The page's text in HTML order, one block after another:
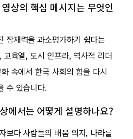
상의 핵심 메시지는 무엇인
잠재력을 과소평가하기 쉽다는
교육열, 도시 인프라, 역사적 리더
속에서 한국 사회의 힘을 다시
수 있습니다.
에서는 어떻게 설명하나요?
보다 사람들의 배움 의지, 나라를